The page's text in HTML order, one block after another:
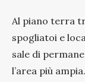
Al piano terra
spogliatoi e
sale di
l’area più